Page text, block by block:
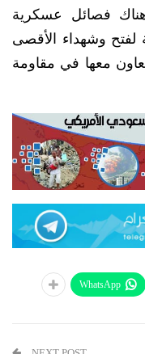
فصائل عسكرية
لفتح وشهداء الأقصى
معها في مقاومة
WhatsApp